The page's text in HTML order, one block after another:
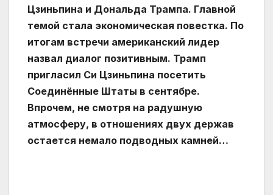
Цзиньпина и Дональда Трампа. Главной
темой стала экономическая повестка. По
итогам встречи американский лидер
назвал диалог позитивным. Трамп
пригласил Си Цзиньпина посетить
Соединённые Штаты в сентябре.
Впрочем, не смотря на радушную
атмосферу, в отношениях двух держав
остается немало подводных камней…